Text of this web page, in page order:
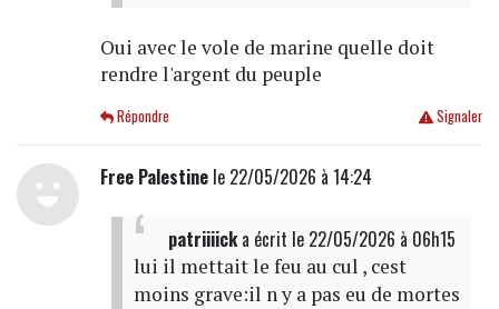
Oui avec le vole de marine quelle doit
rendre l'argent du peuple
Signaler
Répondre
Free Palestinele 22/05/2026 à 14:24
patriiiicka écrit le 22/05/2026 à 06h15
lui il mettait le feu au cul , cest
moins grave:il n y a pas eu de mortes